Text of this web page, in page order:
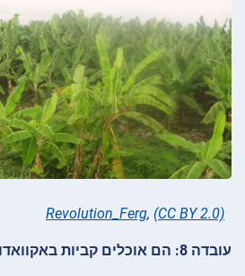
Revolution_Ferg, (CC BY 2.0)
עובדה 8: הם אוכלים קביות באקוואדור